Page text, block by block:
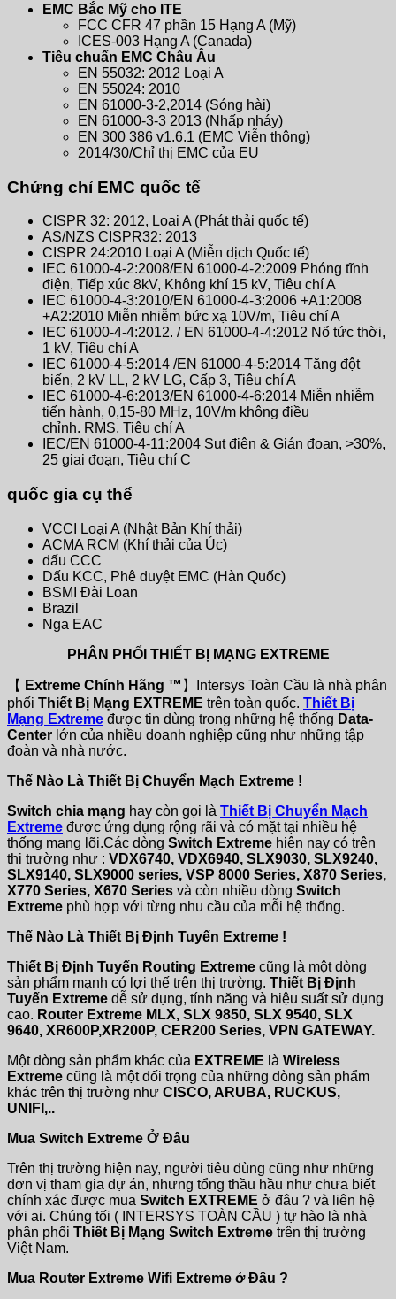
EMC Bắc Mỹ cho ITE
FCC CFR 47 phần 15 Hạng A (Mỹ)
ICES-003 Hạng A (Canada)
Tiêu chuẩn EMC Châu Âu
EN 55032: 2012 Loại A
EN 55024: 2010
EN 61000-3-2,2014 (Sóng hài)
EN 61000-3-3 2013 (Nhấp nháy)
EN 300 386 v1.6.1 (EMC Viễn thông)
2014/30/Chỉ thị EMC của EU
Chứng chỉ EMC quốc tế
CISPR 32: 2012, Loại A (Phát thải quốc tế)
AS/NZS CISPR32: 2013
CISPR 24:2010 Loại A (Miễn dịch Quốc tế)
IEC 61000-4-2:2008/EN 61000-4-2:2009 Phóng tĩnh
điện, Tiếp xúc 8kV, Không khí 15 kV, Tiêu chí A
IEC 61000-4-3:2010/EN 61000-4-3:2006 +A1:2008
+A2:2010 Miễn nhiễm bức xạ 10V/m, Tiêu chí A
IEC 61000-4-4:2012. / EN 61000-4-4:2012 Nổ tức thời,
1 kV, Tiêu chí A
IEC 61000-4-5:2014 /EN 61000-4-5:2014 Tăng đột
biến, 2 kV LL, 2 kV LG, Cấp 3, Tiêu chí A
IEC 61000-4-6:2013/EN 61000-4-6:2014 Miễn nhiễm
tiến hành, 0,15-80 MHz, 10V/m không điều
chỉnh. RMS, Tiêu chí A
IEC/EN 61000-4-11:2004 Sụt ​​điện & Gián đoạn, >30%,
25 giai đoạn, Tiêu chí C
quốc gia cụ thể
VCCI Loại A (Nhật Bản Khí thải)
ACMA RCM (Khí thải của Úc)
dấu CCC
Dấu KCC, Phê duyệt EMC (Hàn Quốc)
BSMI Đài Loan
Brazil
Nga EAC
PHÂN PHỐI THIẾT BỊ MẠNG EXTREME
【 Extreme Chính Hãng ™ 】Intersys Toàn Cầu là nhà phân
phối Thiết Bị Mạng EXTREME trên toàn quốc. Thiết Bị
Mạng Extreme được tin dùng trong những hệ thống Data-
Center lớn của nhiều doanh nghiệp cũng như những tập
đoàn và nhà nước.
Thế Nào Là Thiết Bị Chuyển Mạch Extreme !
Switch chia mạng hay còn gọi là Thiết Bị Chuyển Mạch
Extreme được ứng dụng rộng rãi và có mặt tại nhiều hệ
thống mạng lõi.Các dòng Switch Extreme hiện nay có trên
thị trường như : VDX6740, VDX6940, SLX9030, SLX9240,
SLX9140, SLX9000 series, VSP 8000 Series, X870 Series,
X770 Series, X670 Series và còn nhiều dòng Switch
Extreme phù hợp với từng nhu cầu của mỗi hệ thống.
Thế Nào Là Thiết Bị Định Tuyến Extreme !
Thiết Bị Định Tuyến Routing Extreme cũng là một dòng
sản phẩm mạnh có lợi thế trên thị trường. Thiết Bị Định
Tuyến Extreme dễ sử dụng, tính năng và hiệu suất sử dụng
cao. Router Extreme MLX, SLX 9850, SLX 9540, SLX
9640, XR600P,XR200P, CER200 Series, VPN GATEWAY.
Một dòng sản phẩm khác của EXTREME là Wireless
Extreme cũng là một đối trọng của những dòng sản phẩm
khác trên thị trường như CISCO, ARUBA, RUCKUS,
UNIFI,..
Mua Switch Extreme Ở Đâu
Trên thị trường hiện nay, người tiêu dùng cũng như những
đơn vị tham gia dự án, nhưng tổng thầu hầu như chưa biết
chính xác được mua Switch EXTREME ở đâu ? và liên hệ
với ai. Chúng tối ( INTERSYS TOÀN CẦU ) tự hào là nhà
phân phối Thiết Bị Mạng Switch Extreme trên thị trường
Việt Nam.
Mua Router Extreme Wifi Extreme ở Đâu ?